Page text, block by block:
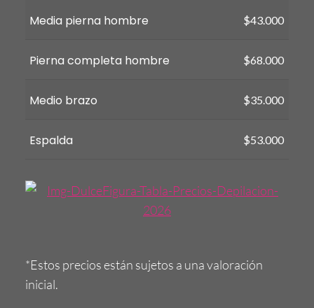
Media pierna hombre $43.000
Pierna completa hombre $68.000
Medio brazo $35.000
Espalda $53.000
*Estos precios están sujetos a una valoración
inicial.